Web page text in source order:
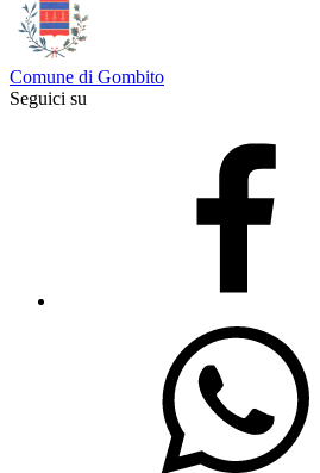
Comune di Gombito
Seguici su